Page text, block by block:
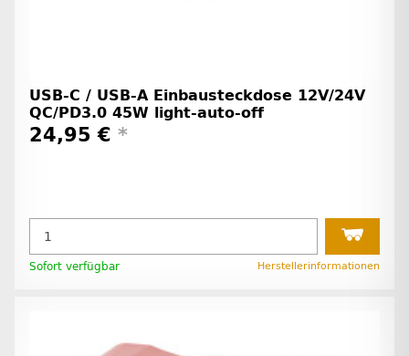
USB-C / USB-A Einbausteckdose 12V/24V
QC/PD3.0 45W light-auto-off
24,95 € *
Sofort verfügbar Herstellerinformationen